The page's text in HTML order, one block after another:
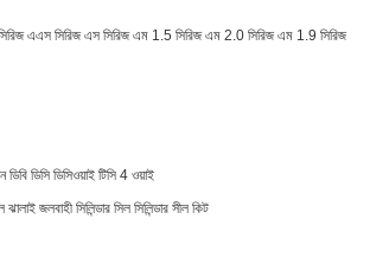
সিরিজ এএস সিরিজ এস সিরিজ এম 1.5 সিরিজ এম 2.0 সিরিজ এম 1.9 সিরিজ
ডিবি ডিসি ডিসিওয়াই টিসি 4 ওয়াই
জলবাহী সিলিন্ডার সিল সিলিন্ডার সীল কিট